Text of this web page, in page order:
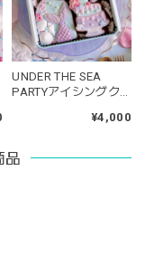
UNDER THE SEA
PARTYアイシングク
¥4,000
品